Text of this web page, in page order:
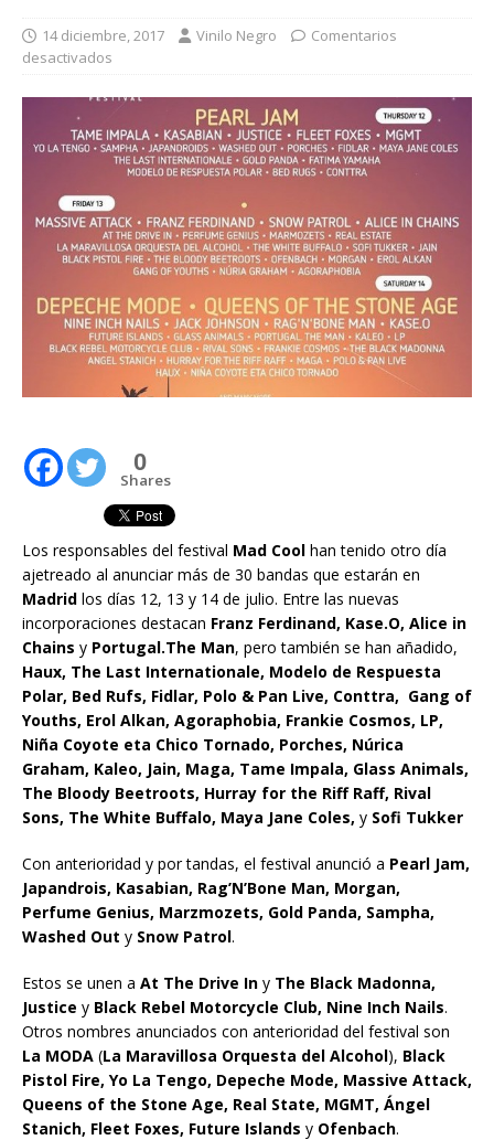
14 diciembre, 2017 Vinilo Negro
Comentarios
desactivados
0
Shares
Los responsables del festival Mad Cool han tenido otro día
ajetreado al anunciar más de 30 bandas que estarán en
Madrid los días 12, 13 y 14 de julio. Entre las nuevas
incorporaciones destacan Franz Ferdinand, Kase.O, Alice in
Chains y Portugal.The Man, pero también se han añadido,
Haux, The Last Internationale, Modelo de Respuesta
Polar, Bed Rufs, Fidlar, Polo & Pan Live, Conttra, Gang of
Youths, Erol Alkan, Agoraphobia, Frankie Cosmos, LP,
Niña Coyote eta Chico Tornado, Porches, Núrica
Graham, Kaleo, Jain, Maga, Tame Impala, Glass Animals,
The Bloody Beetroots, Hurray for the Riff Raff, Rival
Sons, The White Buffalo, Maya Jane Coles, y Sofi Tukker
Con anterioridad y por tandas, el festival anunció a Pearl Jam,
Japandrois, Kasabian, Rag’N’Bone Man, Morgan,
Perfume Genius, Marzmozets, Gold Panda, Sampha,
Washed Out y Snow Patrol.
Estos se unen a At The Drive In y The Black Madonna,
Justice y Black Rebel Motorcycle Club, Nine Inch Nails.
Otros nombres anunciados con anterioridad del festival son
La MODA (La Maravillosa Orquesta del Alcohol), Black
Pistol Fire, Yo La Tengo, Depeche Mode, Massive Attack,
Queens of the Stone Age, Real State, MGMT, Ángel
Stanich, Fleet Foxes, Future Islands y Ofenbach.